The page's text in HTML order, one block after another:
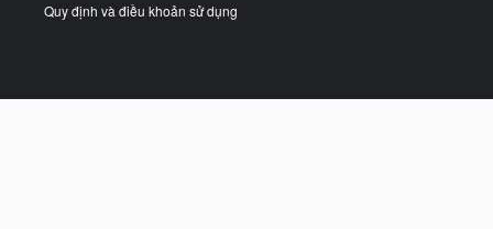
Quy định và điều khoản sử dụng